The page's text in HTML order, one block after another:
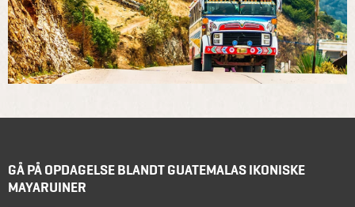
GÅ PÅ OPDAGELSE BLANDT GUATEMALAS IKONISKE
MAYARUINER